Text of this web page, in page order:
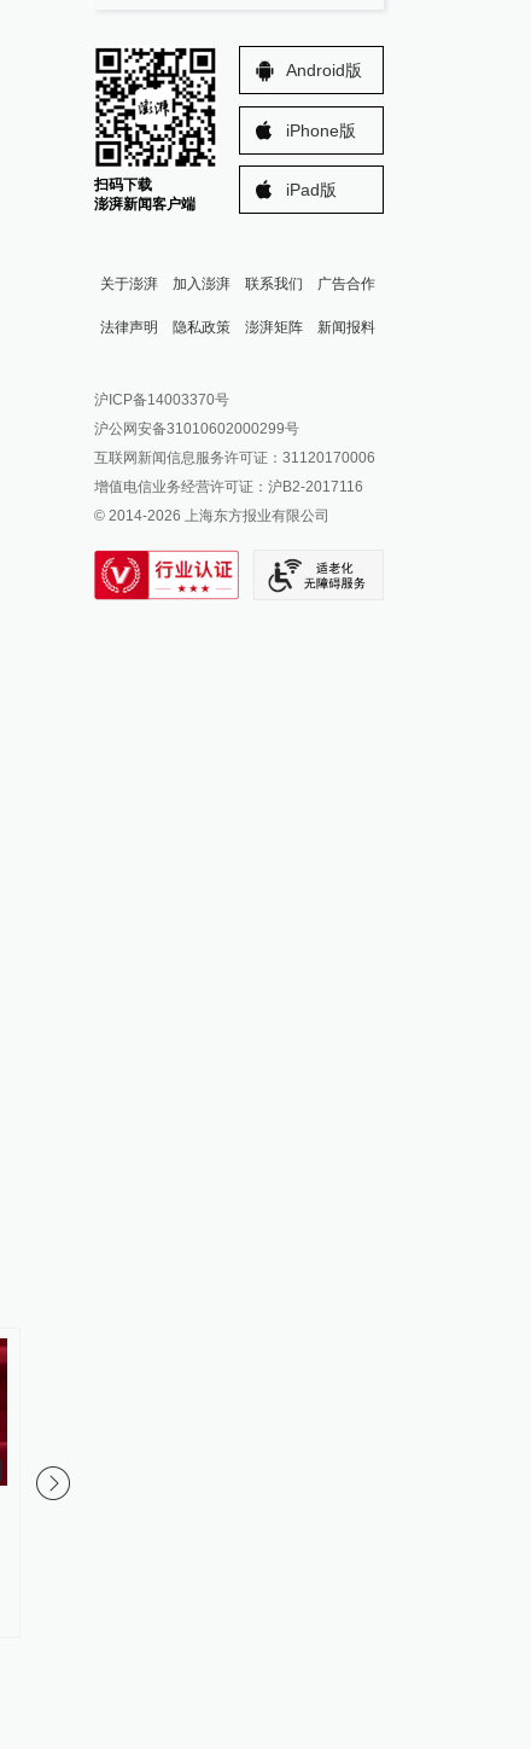
扫码下载
澎湃新闻客户端
Android版
iPhone版
iPad版
关于澎湃 加入澎湃 联系我们 广告合作
法律声明 隐私政策 澎湃矩阵
澎湃新闻公众号
澎湃新闻抖音号
派生万物开放平台
IP SHANGHAI
SIXTH TONE
新闻报料
报料邮箱: news@thepaper.cn
沪ICP备14003370号
沪公网安备31010602000299号
互联网新闻信息服务许可证：31120170006
增值电信业务经营许可证：沪B2-2017116
© 2014-2026 上海东方报业有限公司